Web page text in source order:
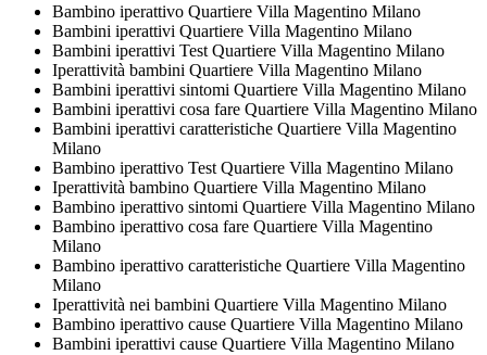
Bambino iperattivo Quartiere Villa Magentino Milano
Bambini iperattivi Quartiere Villa Magentino Milano
Bambini iperattivi Test Quartiere Villa Magentino Milano
Iperattività bambini Quartiere Villa Magentino Milano
Bambini iperattivi sintomi Quartiere Villa Magentino Milano
Bambini iperattivi cosa fare Quartiere Villa Magentino Milano
Bambini iperattivi caratteristiche Quartiere Villa Magentino
Milano
Bambino iperattivo Test Quartiere Villa Magentino Milano
Iperattività bambino Quartiere Villa Magentino Milano
Bambino iperattivo sintomi Quartiere Villa Magentino Milano
Bambino iperattivo cosa fare Quartiere Villa Magentino
Milano
Bambino iperattivo caratteristiche Quartiere Villa Magentino
Milano
Iperattività nei bambini Quartiere Villa Magentino Milano
Bambino iperattivo cause Quartiere Villa Magentino Milano
Bambini iperattivi cause Quartiere Villa Magentino Milano